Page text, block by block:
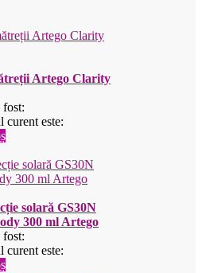
Artego Clarity
curent este:
solară GS30N
300 ml Artego
curent este: